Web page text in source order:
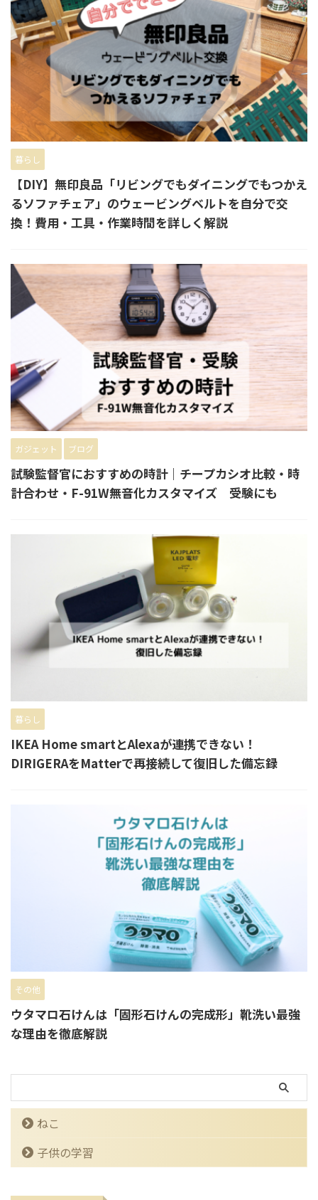
暮らし
【DIY】無印良品「リビングでもダイニングでもつかえ
るソファチェア」のウェービングベルトを自分で交
換！費用・工具・作業時間を詳しく解説
ガジェット ブログ
試験監督官におすすめの時計｜チープカシオ比較・時
計合わせ・F-91W無音化カスタマイズ 受験にも
暮らし
IKEA Home smartとAlexaが連携できない！
DIRIGERAをMatterで再接続して復旧した備忘録
その他
ウタマロ石けんは「固形石けんの完成形」靴洗い最強
な理由を徹底解説
ねこ
子供の学習